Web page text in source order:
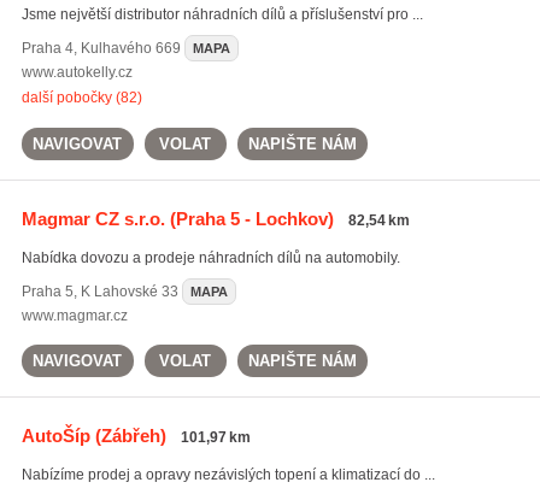
Jsme největší distributor náhradních dílů a příslušenství pro ...
Praha 4, Kulhavého 669 MAPA
www.autokelly.cz
další pobočky (82)
NAVIGOVAT VOLAT NAPIŠTE NÁM
Magmar CZ s.r.o.(Praha 5 - Lochkov) 82,54 km
Nabídka dovozu a prodeje náhradních dílů na automobily.
Praha 5, K Lahovské 33 MAPA
www.magmar.cz
NAVIGOVAT VOLAT NAPIŠTE NÁM
AutoŠíp(Zábřeh) 101,97 km
Nabízíme prodej a opravy nezávislých topení a klimatizací do ...